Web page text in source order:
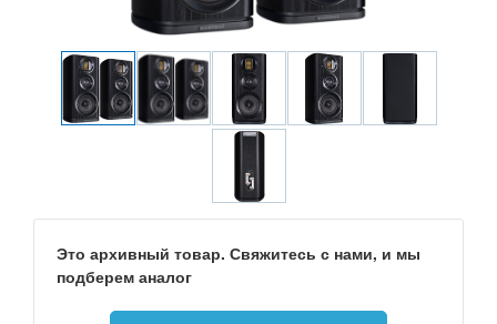
Это архивный товар. Свяжитесь с нами, и мы
подберем аналог